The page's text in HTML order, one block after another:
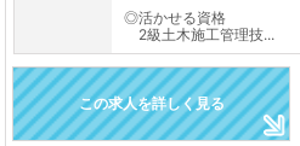
◎活かせる資格
2級土木施工管理技...
この求人を詳しく見る